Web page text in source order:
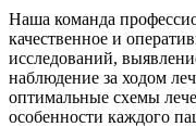
Наша команда
качественное и
исследований,
наблюдение за ходом
оптимальные схемы
особенности каждого